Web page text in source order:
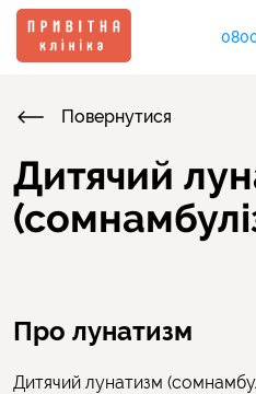
Повернутися
Дитячий
Про лунатизм
Дитячий лунатизм